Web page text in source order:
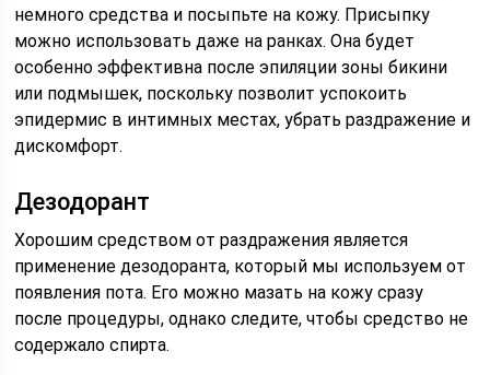
немного средства и посыпьте на кожу. Присыпку
можно использовать даже на ранках. Она будет
особенно эффективна после эпиляции зоны бикини
или подмышек, поскольку позволит успокоить
эпидермис в интимных местах, убрать раздражение и
дискомфорт.
Дезодорант
Хорошим средством от раздражения является
применение дезодоранта, который мы используем от
появления пота. Его можно мазать на кожу сразу
после процедуры, однако следите, чтобы средство не
содержало спирта.